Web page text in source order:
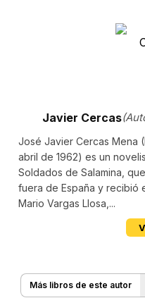
Javier Cercas
José Javier Cercas Mena
abril de 1962) es un
Soldados de Salamina,
fuera de España y recibió
Mario Vargas Llosa,...
Más libros de este autor